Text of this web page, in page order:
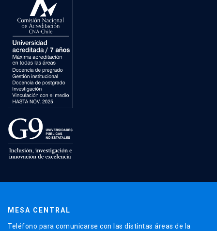
MESA CENTRAL
Teléfono para comunicarse con las distintas áreas de la